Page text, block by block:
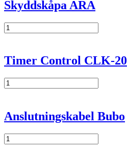
Skyddskåpa ARA
Skyddskåpa
ARA
Timer Control CLK-20
Timer
Control
mängd
Anslutningskabel Bubo
Anslutningskabel
Bubo